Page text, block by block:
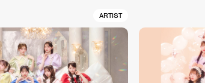
ARTIST